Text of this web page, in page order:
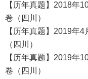
【历年真题】2018年
卷（四川）
【历年真题】2019年
（四川）
【历年真题】2019年
卷（四川）